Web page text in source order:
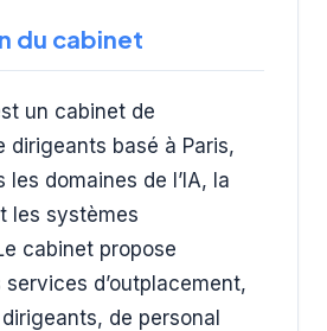
du cabinet
un cabinet de
dirigeants basé à Paris,
les domaines de l’IA, la
les systèmes
cabinet propose
d’outplacement,
de personal